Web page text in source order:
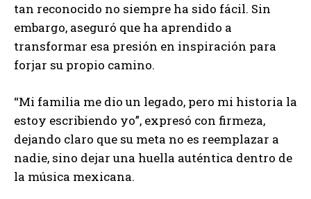
tan reconocido no siempre ha sido fácil. Sin
embargo, aseguró que ha aprendido a
transformar esa presión en inspiración para
forjar su propio camino.
“Mi familia me dio un legado, pero mi historia la
estoy escribiendo yo”, expresó con firmeza,
dejando claro que su meta no es reemplazar a
nadie, sino dejar una huella auténtica dentro de
la música mexicana.